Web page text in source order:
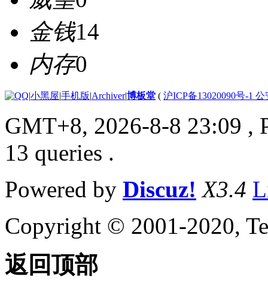
金钱14
内存0
|小黑屋|手机版|Archiver|博板堂 ( 沪ICP备13020090号-1
GMT+8, 2026-8-8 23:09 ,
13 queries .
Powered by Discuz! X3.4
Copyright © 2001-2020,
返回顶部